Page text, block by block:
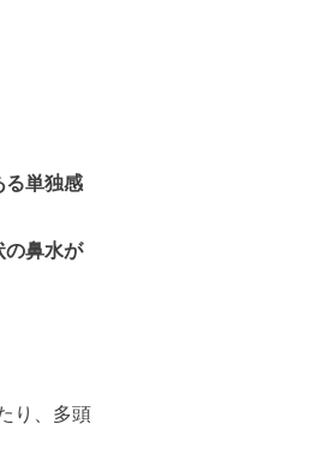
る単独感
の鼻水が
り、多頭